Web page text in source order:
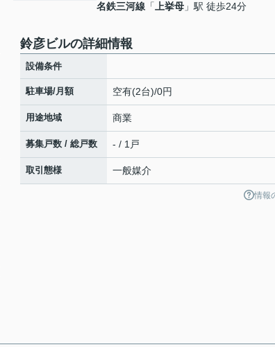
名鉄三河線 「 上挙母 」駅 徒歩24分
鈴彦ビルの詳細情報
設備条件
駐車場/月額 空有(2台)/0円
用途地域 商業
募集戸数 / 総戸数 - / 1戸
取引態様 一般媒介
情報